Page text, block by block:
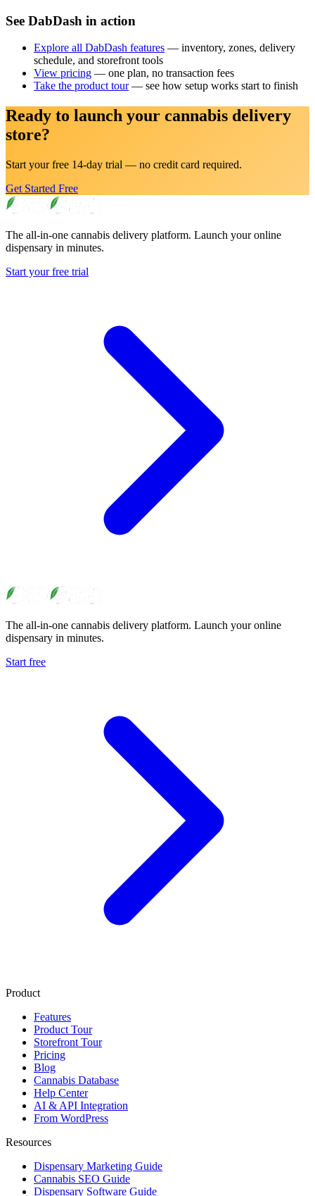
See DabDash in action
Explore all DabDash features — inventory, zones, delivery
schedule, and storefront tools
View pricing — one plan, no transaction fees
Take the product tour— see how setup works start to finish
Ready to launch your cannabis delivery
store?
Start your free 14-day trial — no credit card required.
Get Started Free
The all-in-one cannabis delivery platform. Launch your online
dispensary in minutes.
Start your free trial
The all-in-one cannabis delivery platform. Launch your online
dispensary in minutes.
Start free
Product
Features
Product Tour
Storefront Tour
Pricing
Blog
Cannabis Database
Help Center
AI & API Integration
From WordPress
Resources
Dispensary Marketing Guide
Cannabis SEO Guide
Dispensary Software Guide